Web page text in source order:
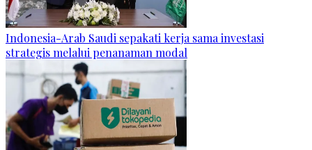
Indonesia-Arab Saudi sepakati kerja sama investasi
strategis melalui penanaman modal